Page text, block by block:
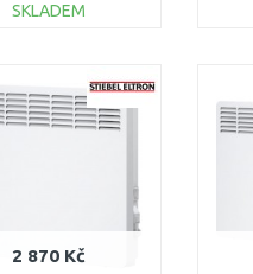
SKLADEM
Porovnat
2 870 Kč